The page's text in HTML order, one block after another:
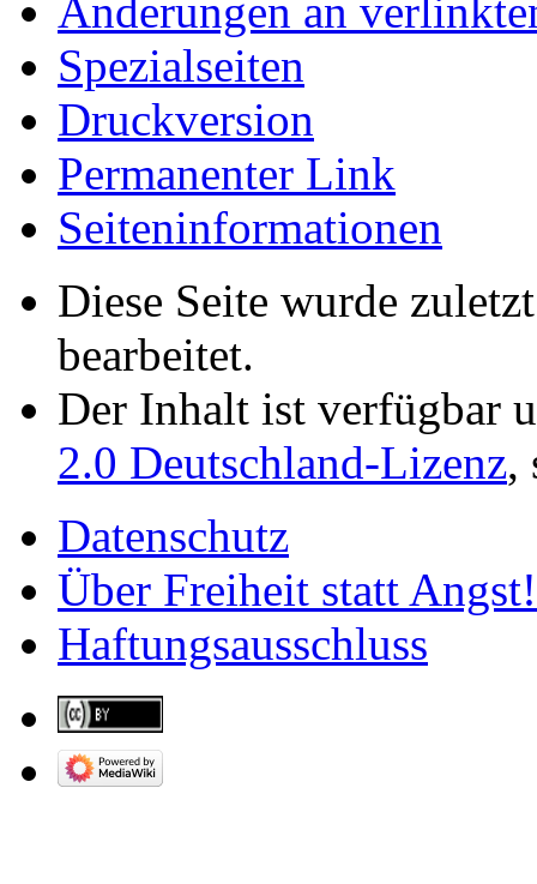
Änderungen an
Spezialseiten
Druckversion
Permanenter Link
Seiten­­informationen
Diese Seite wurde
bearbeitet.
Der Inhalt ist verfügbar
2.0 Deutschland-Lizenz,
Datenschutz
Über Freiheit statt Angst!
Haftungsausschluss